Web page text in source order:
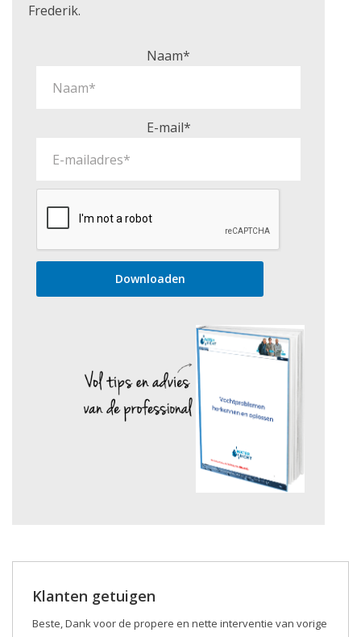
Frederik.
Naam*
E-mail*
Klanten getuigen
Beste, Dank voor de propere en nette interventie van vorige